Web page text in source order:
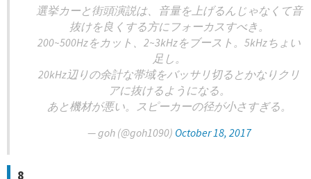
選挙カーと街頭演説は、音量を上げるんじゃなくて音
抜けを良くする方にフォーカスすべき。
200~500Hzをカット、2~3kHzをブースト。5kHzちょい
足し。
20kHz辺りの余計な帯域をバッサリ切るとかなりクリ
アに抜けるようになる。
あと機材が悪い。スピーカーの径が小さすぎる。
— goh (@goh1090) October 18, 2017
8